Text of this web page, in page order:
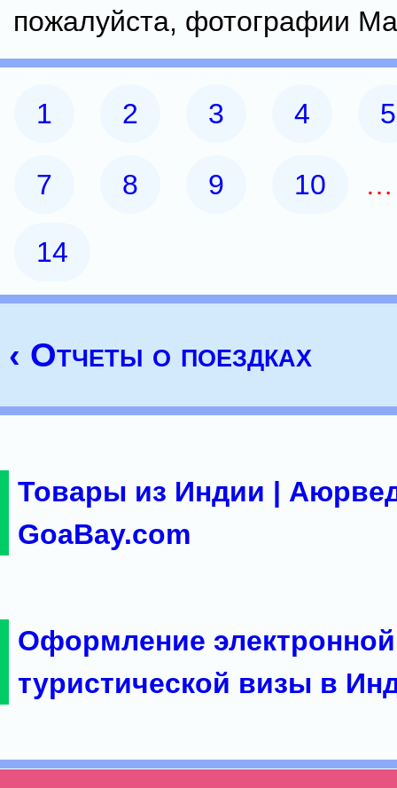
пожалуйста, фотографии
1 2 3 4 5
7 8 9 10
14
‹ Отчеты о поездках
Товары из Индии |
GoaBay.com
Оформление электронной
туристической визы в